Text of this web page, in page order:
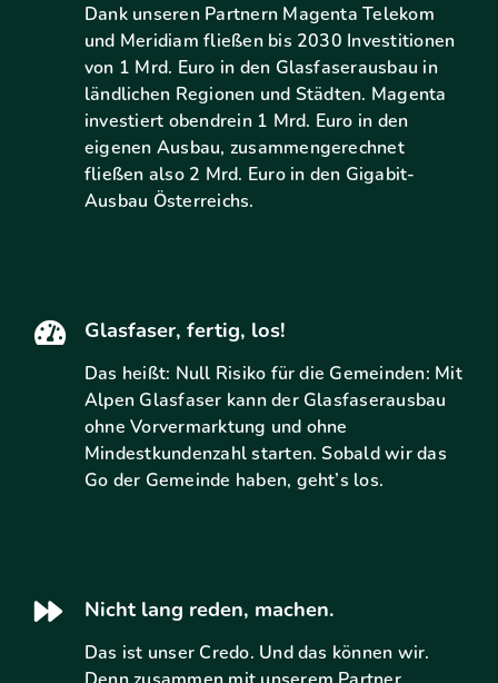
Dank unseren Partnern Magenta Telekom
und Meridiam fließen bis 2030 Investitionen
von 1 Mrd. Euro in den Glasfaserausbau in
ländlichen Regionen und Städten. Magenta
investiert obendrein 1 Mrd. Euro in den
eigenen Ausbau, zusammengerechnet
fließen also 2 Mrd. Euro in den Gigabit-
Ausbau Österreichs.
Glasfaser, fertig, los!
Das heißt: Null Risiko für die Gemeinden: Mit
Alpen Glasfaser kann der Glasfaserausbau
ohne Vorvermarktung und ohne
Mindestkundenzahl starten. Sobald wir das
Go der Gemeinde haben, geht’s los.
Nicht lang reden, machen.
Das ist unser Credo. Und das können wir.